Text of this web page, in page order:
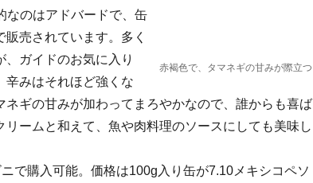
赤褐色で、タマネギの甘みが際立つ
なのはアドバードで、缶
売されています。多く
ガイドのお気に入り
辛みはそれほど強くな
ギの甘みが加わってまろやかなので、誰からも喜ば
ームと和えて、魚や肉料理のソースにしても美味し
で購入可能。価格は100g入り缶が7.10メキシコペソ